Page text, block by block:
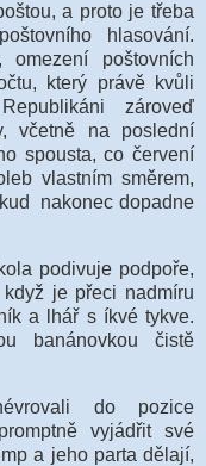
a proto je třeba
hlasování.
poštovních
který právě kvůli
zároveď
včetně na poslední
spousta, co červení
vlastním směrem,
nakonec dopadne
podivuje podpoře,
je přeci nadmíru
a lhář s íkvé tykve.
banánovkou čistě
do pozice
vyjádřit své
a jeho parta dělají,